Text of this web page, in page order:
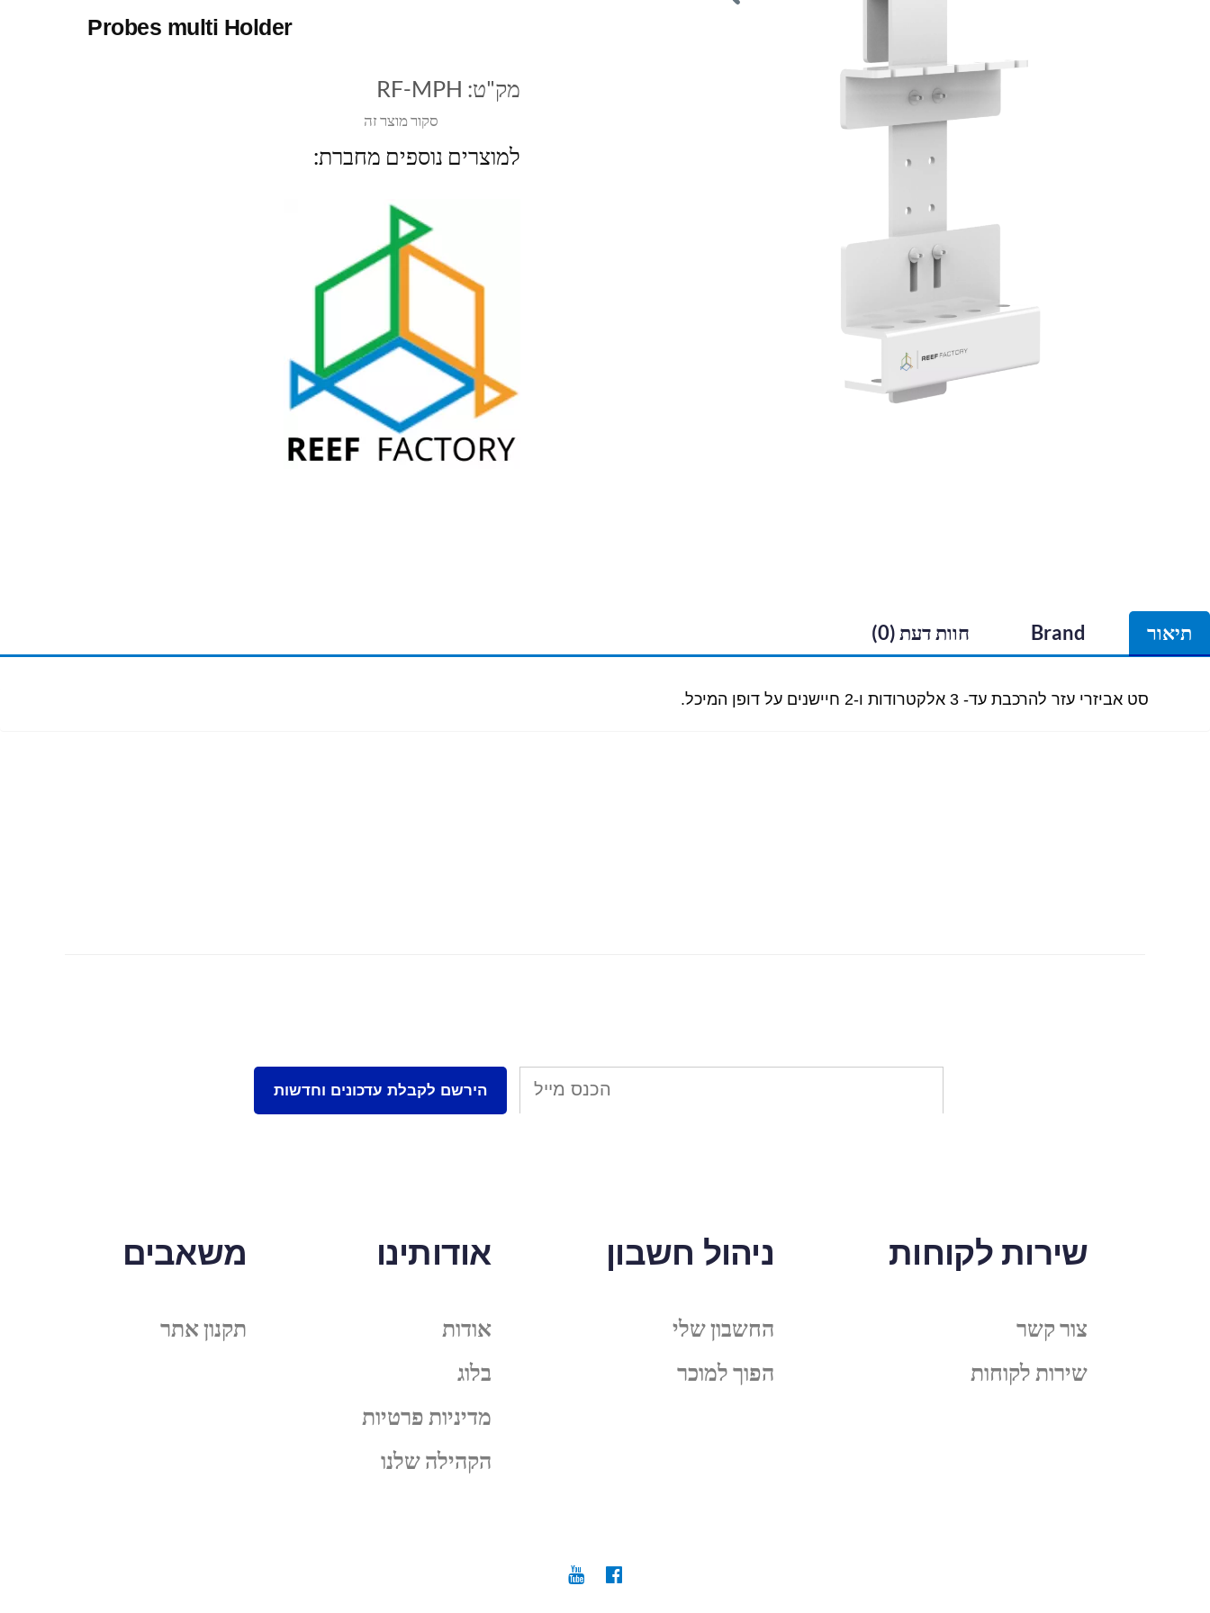
Probes multi Holder
סקור מוצר זה
מק"ט: RF-MPH
למוצרים נוספים מחברת:
תיאור Brand חוות דעת (0)
סט אביזרי עזר להרכבת עד- 3 אלקטרודות ו-2 חיישנים על דופן המיכל.
שירות לקוחות
צור קשר
שירות לקוחות
ניהול חשבון
החשבון שלי
הפוך למוכר
אודותינו
אודות
בלוג
מדיניות פרטיות
הקהילה שלנו
משאבים
תקנון אתר